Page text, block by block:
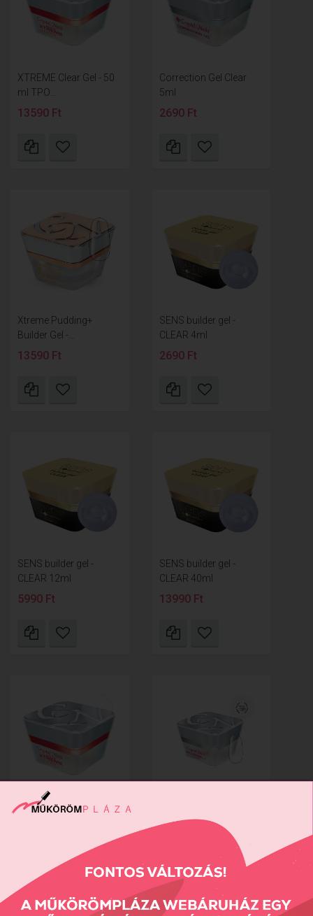
XTREME Clear Gel - 50
ml TPO...
13590 Ft
Correction Gel Clear
5ml
2690 Ft
Xtreme Pudding+
Builder Gel -...
13590 Ft
SENS builder gel -
CLEAR 4ml
2690 Ft
SENS builder gel -
CLEAR 12ml
5990 Ft
SENS builder gel -
CLEAR 40ml
13990 Ft
XTREME CLEAR gel -
-...